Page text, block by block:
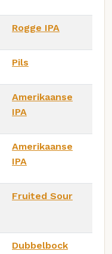
Rogge IPA
Pils
Amerikaanse
IPA
Amerikaanse
IPA
Fruited Sour
Dubbelbock